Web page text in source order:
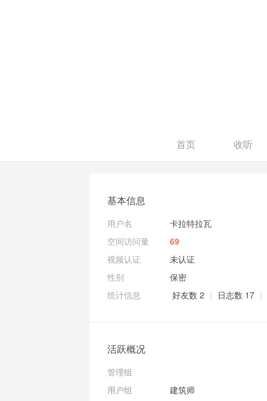
首页 收听
基本信息
用户名
卡拉特拉瓦
空间访问量
69
视频认证
未认证
性别
保密
统计信息
好友数 2 | 日志数 17 |
活跃概况
管理组
用户组
建筑师